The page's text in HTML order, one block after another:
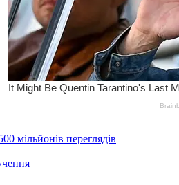
мільйонів переглядів